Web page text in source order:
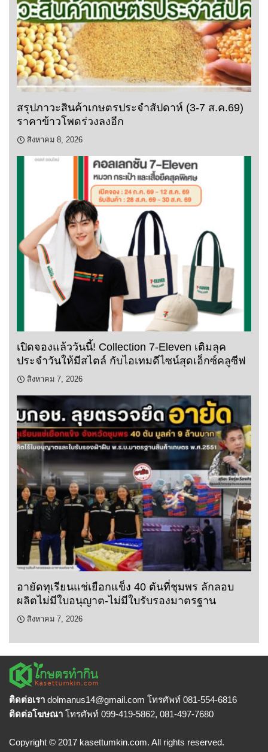
สรุปภาวะสินค้าเกษตรประจำสัปดาห์ (3-7 ส.ค.69)
ราคาข้าวโพดร่วงลงอีก
สิงหาคม 8, 2026
เปิดจองแล้ววันนี้! Collection 7-Eleven เติมลุค
ประจำวันให้มีสไตล์ กับไอเทมดีไซน์สุดเอ็กซ์คลูซีฟ
สิงหาคม 7, 2026
อายัดทุเรียนแช่เยือกแข็ง 40 ตันที่ชุมพร ลักลอบ
ผลิตไม่มีใบอนุญาต-ไม่มีใบรับรองมาตรฐาน
สิงหาคม 7, 2026
ติดต่อเรา dolmanus14@gmail.com โทรศัพท์ 081-554-6816
ติดต่อโฆษณา โทรศัพท์ 099-419-5862, 081-497-7680
Copyright © 2017 kasettumkin.com. All rights reserved.